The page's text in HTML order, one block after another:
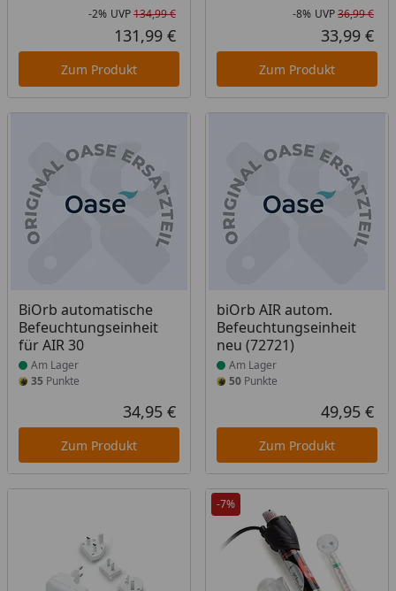
Rabatt in Prozent
-2%
Ursprünglicher Preis
UVP134,99 €
Aktueller Preis
131,99 €
Zum Produkt
-8% UVP36,99 €
33,99 €
Zum Produkt
BiOrb automatische
Befeuchtungseinheit
für AIR 30
Produkt am Lager
Am Lager
35 Punkte
Aktueller Preis
34,95 €
Zum Produkt
biOrb AIR autom.
Befeuchtungseinheit
neu (72721)
Produkt am Lager
Am Lager
50Punkte
49,95 €
Zum Produkt
-7%